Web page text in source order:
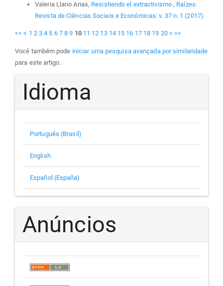
Valeria Llano Arias, Resistiendo el extractivismo, Raízes:
Revista de Ciências Sociais e Econômicas: v. 37 n. 1 (2017)
<< < 1 2 3 4 5 6 7 8 9 10 11 12 13 14 15 16 17 18 19 20 > >>
Você também pode iniciar uma pesquisa avançada por similaridade
para este artigo.
Idioma
Português (Brasil)
English
Español (España)
Anúncios